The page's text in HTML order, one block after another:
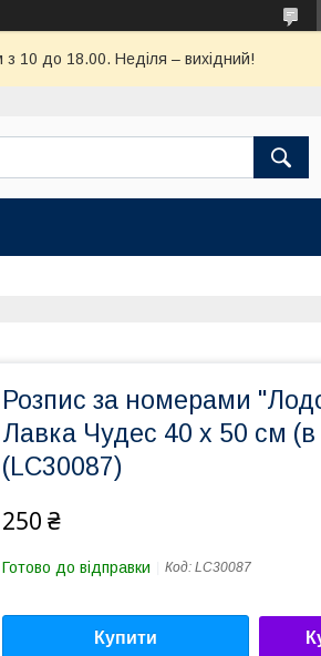
10 до 18.00. Неділя – вихідний!
Розпис за номерами
Лавка Чудес 40 x 50 см (в
(LC30087)
250 ₴
Готово до відправки Код: LC30087
Купити